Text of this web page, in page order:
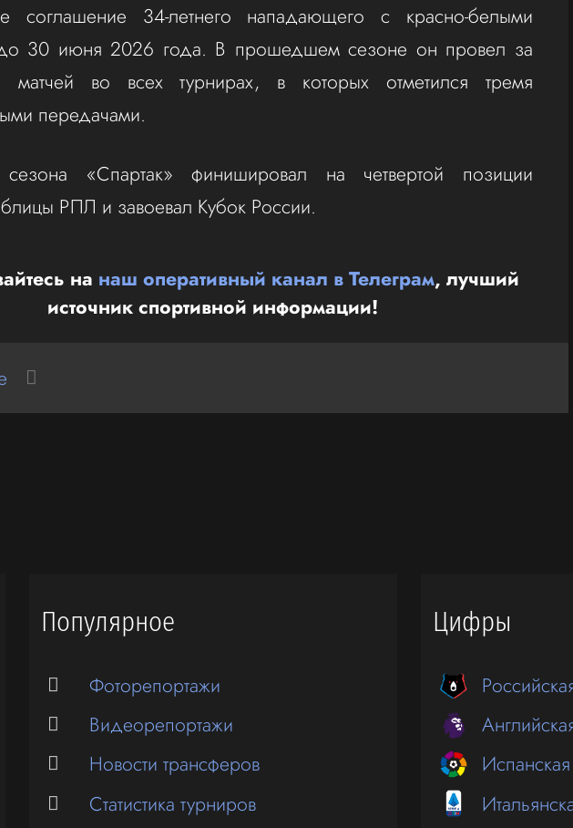
соглашение 34-летнего нападающего с красно-белыми
до 30 июня 2026 года. В прошедшем сезоне он провел за
матчей во всех турнирах, в которых отметился тремя
передачами.
«Спартак» финишировал на четвертой позиции
РПЛ и завоевал Кубок России.
на наш оперативный канал в Телеграм, лучший
источник спортивной информации!
Популярное
Фоторепортажи
Видеорепортажи
Новости трансферов
Статистика турниров
Цифры